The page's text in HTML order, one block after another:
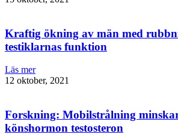
Kraftig ökning av män med
testiklarnas funktion
Läs mer
12 oktober, 2021
Forskning: Mobilstrålning
könshormon testosteron